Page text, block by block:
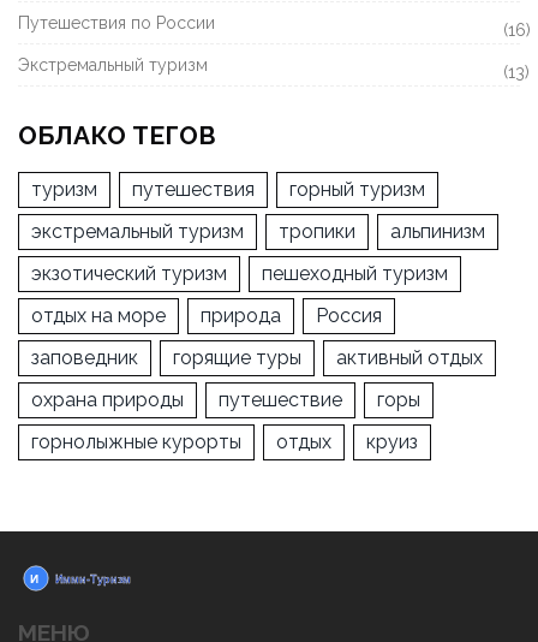
Путешествия по России
(16)
Экстремальный туризм
(13)
ОБЛАКО ТЕГОВ
туризм путешествия
горный туризм
экстремальный туризм
тропики
альпинизм
экзотический туризм
пешеходный туризм
отдых на море
природа
Россия
заповедник
горящие туры
активный отдых
охрана природы
путешествие
горы
горнолыжные курорты
отдых круиз
МЕНЮ